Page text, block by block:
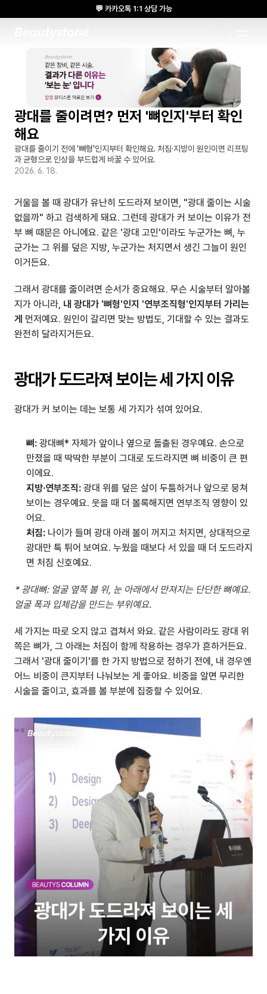
광대를 줄이려면? 먼저 '뼈인지'부터 확인
해요
광대를 줄이기 전에 '뼈형'인지부터 확인해요. 처짐·지방이 원인이면 리프팅
과 균형으로 인상을 부드럽게 바꿀 수 있어요.
2026. 6. 18.
거울을 볼 때 광대가 유난히 도드라져 보이면, "광대 줄이는 시술
없을까" 하고 검색하게 돼요. 그런데 광대가 커 보이는 이유가 전
부 뼈 때문은 아니에요. 같은 '광대 고민'이라도 누군가는 뼈, 누
군가는 그 위를 덮은 지방, 누군가는 처지면서 생긴 그늘이 원인
이거든요.
그래서 광대를 줄이려면 순서가 중요해요. 무슨 시술부터 알아볼
지가 아니라, 내 광대가 '뼈형'인지 '연부조직형'인지부터 가리는
게 먼저예요. 원인이 갈리면 맞는 방법도, 기대할 수 있는 결과도
완전히 달라지거든요.
광대가 도드라져 보이는 세 가지 이유
광대가 커 보이는 데는 보통 세 가지가 섞여 있어요.
뼈: 광대뼈* 자체가 앞이나 옆으로 돌출된 경우예요. 손으로
만졌을 때 딱딱한 부분이 그대로 도드라지면 뼈 비중이 큰 편
이에요.
지방·연부조직: 광대 위를 덮은 살이 두툼하거나 앞으로 뭉쳐
보이는 경우예요. 웃을 때 더 볼록해지면 연부조직 영향이 있
어요.
처짐: 나이가 들며 광대 아래 볼이 꺼지고 처지면, 상대적으로
광대만 툭 튀어 보여요. 누웠을 때보다 서 있을 때 더 도드라지
면 처짐 신호예요.
* 광대뼈: 얼굴 옆쪽 볼 위, 눈 아래에서 만져지는 단단한 뼈예요.
얼굴 폭과 입체감을 만드는 부위예요.
세 가지는 따로 오지 않고 겹쳐서 와요. 같은 사람이라도 광대 위
쪽은 뼈가, 그 아래는 처짐이 함께 작용하는 경우가 흔하거든요.
그래서 '광대 줄이기'를 한 가지 방법으로 정하기 전에, 내 경우엔
어느 비중이 큰지부터 나눠보는 게 좋아요. 비중을 알면 무리한
시술을 줄이고, 효과를 볼 부분에 집중할 수 있어요.
💬 카카오톡 1:1 상담 가능
🌸 뷰티스톤의원 메디톡스 방콕 Cadaver workshop 참석 🌸